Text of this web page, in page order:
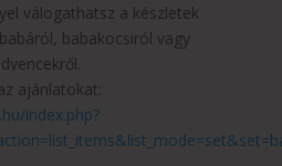
válogathatsz a készletek
babakocsiról vagy
ajánlatokat:
index.php?